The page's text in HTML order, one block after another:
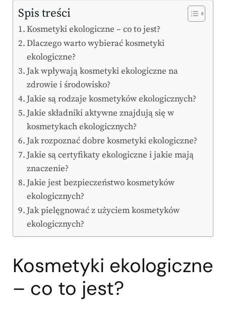
Spis treści
Kosmetyki ekologiczne – co to jest?
Dlaczego warto wybierać kosmetyki
ekologiczne?
Jak wpływają kosmetyki ekologiczne na
zdrowie i środowisko?
Jakie są rodzaje kosmetyków ekologicznych?
Jakie składniki aktywne znajdują się w
kosmetykach ekologicznych?
Jak rozpoznać dobre kosmetyki ekologiczne?
Jakie są certyfikaty ekologiczne i jakie mają
znaczenie?
Jakie jest bezpieczeństwo kosmetyków
ekologicznych?
Jak pielęgnować z użyciem kosmetyków
ekologicznych?
Kosmetyki ekologiczne
– co to jest?